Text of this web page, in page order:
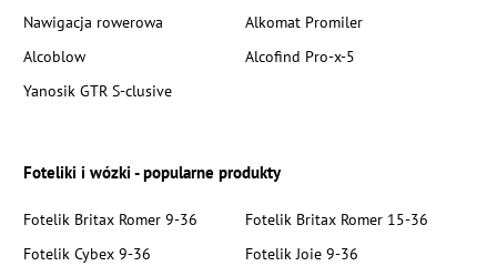
Nawigacja rowerowa
Alkomat Promiler
Alcoblow
Alcofind Pro-x-5
Yanosik GTR S-clusive
Foteliki i wózki - popularne produkty
Fotelik Britax Romer 9-36
Fotelik Britax Romer 15-36
Fotelik Cybex 9-36
Fotelik Joie 9-36